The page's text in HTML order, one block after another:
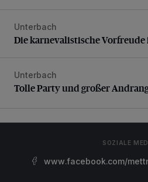
Die karnevalistische Vorfreude
Unterbach
Die karnevalistische
Tolle Party und großer Andrang
Unterbach
Tolle Party und großer
SOZIALE
www.facebook.com/